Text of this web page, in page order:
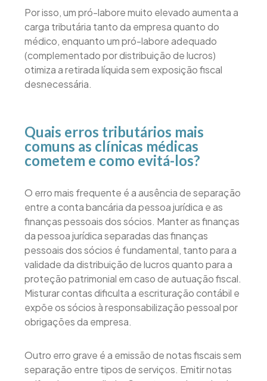
Por isso, um pró-labore muito elevado aumenta a
carga tributária tanto da empresa quanto do
médico, enquanto um pró-labore adequado
(complementado por distribuição de lucros)
otimiza a retirada líquida sem exposição fiscal
desnecessária.
Quais erros tributários mais
comuns as clínicas médicas
cometem e como evitá-los?
O erro mais frequente é a ausência de separação
entre a conta bancária da pessoa jurídica e as
finanças pessoais dos sócios. Manter as finanças
da pessoa jurídica separadas das finanças
pessoais dos sócios é fundamental, tanto para a
validade da distribuição de lucros quanto para a
proteção patrimonial em caso de autuação fiscal.
Misturar contas dificulta a escrituração contábil e
expõe os sócios à responsabilização pessoal por
obrigações da empresa.
Outro erro grave é a emissão de notas fiscais sem
separação entre tipos de serviços. Emitir notas